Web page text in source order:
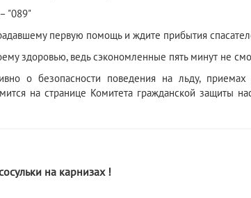
"089"
первую помощь и ждите прибытия
здоровью, ведь сэкономленные пять минут не
о безопасности поведения на льду,
на странице Комитета гражданской защиты
на карнизах !